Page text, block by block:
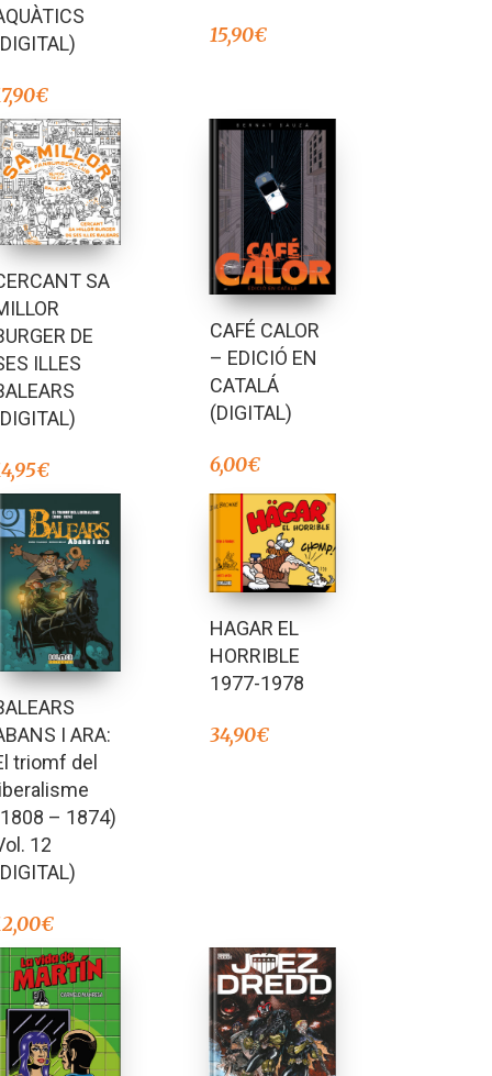
€
15,90€
SA
DE
ILLES
€
CAFÉ CALOR
– EDICIÓ EN
CATALÁ
(DIGITAL)
6,00€
I ARA:
triomf del
– 1874)
12
€
HAGAR EL
HORRIBLE
1977-1978
34,90€